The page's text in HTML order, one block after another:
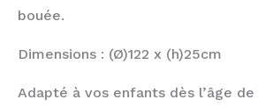
bouée.
Dimensions : (Ø)122 x (h)25cm
Adapté à vos enfants dès l’âge de